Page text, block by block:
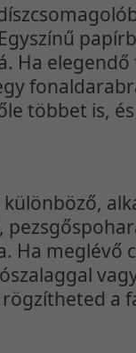
Ha
többet is,
Ha meglévő
a